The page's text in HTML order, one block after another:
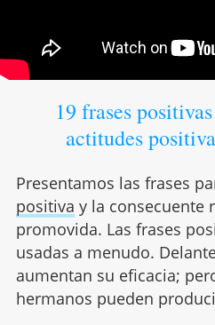
19 frases
actitudes
Presentamos las frases
positiva y la consecuente
promovida. Las frases
usadas a menudo.
aumentan su eficacia;
hermanos pueden